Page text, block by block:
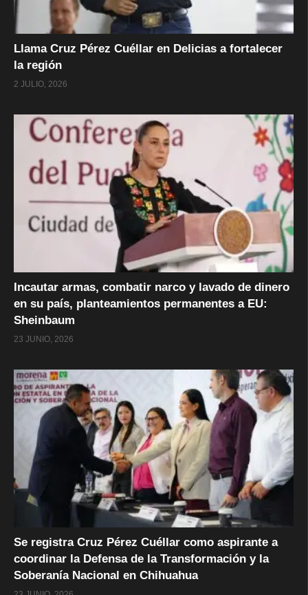
Llama Cruz Pérez Cuéllar en Delicias a fortalecer
la región
2 JULIO, 2026
Incautar armas, combatir narco y lavado de dinero
en su país, planteamientos permanentes a EU:
Sheinbaum
23 JUNIO, 2026
Se registra Cruz Pérez Cuéllar como aspirante a
coordinar la Defensa de la Transformación y la
Soberanía Nacional en Chihuahua